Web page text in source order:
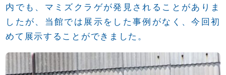
内でも、マミズクラゲが発見されることがありま
したが、当館では展示をした事例がなく、今回初
めて展示することができました。